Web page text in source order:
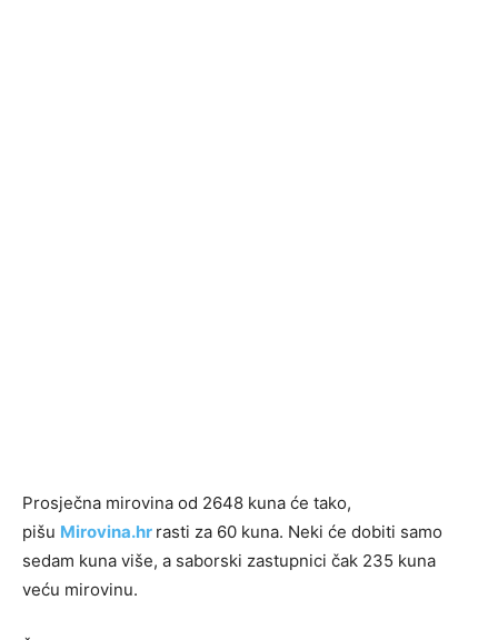
Prosječna mirovina od 2648 kuna će tako,
pišu Mirovina.hr rasti za 60 kuna. Neki će dobiti samo
sedam kuna više, a saborski zastupnici čak 235 kuna
veću mirovinu.